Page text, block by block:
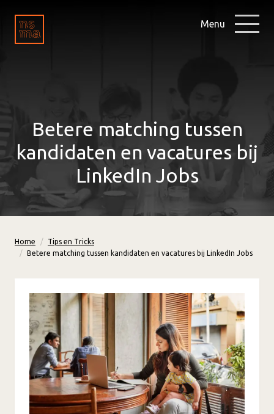
Menu
Betere matching tussen
kandidaten en vacatures bij
LinkedIn Jobs
Home
Tips en Tricks
Betere matching tussen kandidaten en vacatures bij LinkedIn Jobs